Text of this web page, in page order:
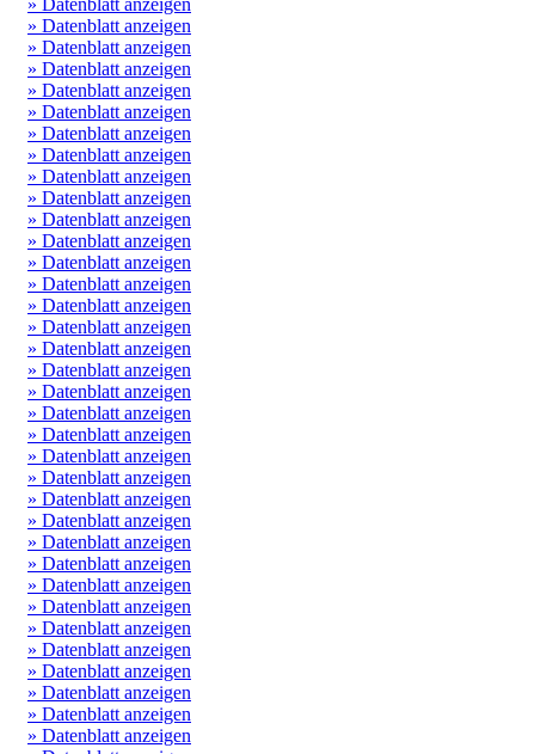
» Datenblatt anzeigen
» Datenblatt anzeigen
» Datenblatt anzeigen
» Datenblatt anzeigen
» Datenblatt anzeigen
» Datenblatt anzeigen
» Datenblatt anzeigen
» Datenblatt anzeigen
» Datenblatt anzeigen
» Datenblatt anzeigen
» Datenblatt anzeigen
» Datenblatt anzeigen
» Datenblatt anzeigen
» Datenblatt anzeigen
» Datenblatt anzeigen
» Datenblatt anzeigen
» Datenblatt anzeigen
» Datenblatt anzeigen
» Datenblatt anzeigen
» Datenblatt anzeigen
» Datenblatt anzeigen
» Datenblatt anzeigen
» Datenblatt anzeigen
» Datenblatt anzeigen
» Datenblatt anzeigen
» Datenblatt anzeigen
» Datenblatt anzeigen
» Datenblatt anzeigen
» Datenblatt anzeigen
» Datenblatt anzeigen
» Datenblatt anzeigen
» Datenblatt anzeigen
» Datenblatt anzeigen
» Datenblatt anzeigen
» Datenblatt anzeigen